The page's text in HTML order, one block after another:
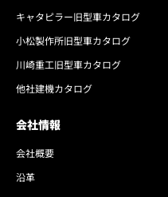
キャタピラー旧型車カタログ
小松製作所旧型車カタログ
川崎重工旧型車カタログ
他社建機カタログ
会社情報
会社概要
沿革